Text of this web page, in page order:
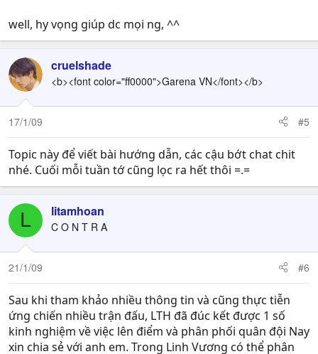
chiêu mộ thì ai cũng biết hết gòy ) bạn phải chiêu mộ
một số lượng binh cỡ 200 ~ 300 quân (chỉ dành cho nv ở
level nhỏ càng làm lên cấp cao thì phải tăng thêm số
lượng lính, tốt nhất cứ 2 level thì bổ sung thêm 100 ~
200 quân)
Hãy nhớ để ý đến quân lương của mình ( lương thực và
tiền vàng) vì nếu 1 trong 2 thứ đó hết thì lính sẽ ko có
lương sẽ đào ngũ bỏ đi....
Sĩ khí
Khi quân đội ta đi đánh trận quân địch sẽ sử dụng các kế
sách, khi bị trúng kế quân ta bị thương và làm giảm sĩ khí
quân ta và sẽ dẫn đến thất bại ....
Vì thế sĩ khí cũng cần nâng cao để đáp ứng cho các trận
đánh
bạn chỉ cần nâng cao sĩ khí tới chừng 40 ~ 50 là được vì
trận đánh cũng không kéo dài quá lấu để tổn thất hết sĩ
khí (nếu thắng)
Sĩ khí quân ta bị giảm khi quân ta ko đánh lại đc quân
địch và để quân địch còn sống mà thi hành các kế sách
well, hy vọng giúp dc mọi ng, ^^
cruelshade
<b><font color="ff0000">Garena VN</font></b>
17/1/09 #5
Topic này để viết bài hướng dẫn, các cậu bớt chat chit
nhé. Cuối mỗi tuần tớ cũng lọc ra hết thôi =.=
L litamhoan
C O N T R A
21/1/09 #6
Sau khi tham khảo nhiều thông tin và cũng thực tiễn
ứng chiến nhiều trận đấu, LTH đã đúc kết được 1 số
kinh nghiệm về việc lên điểm và phân phối quân đội Nay
xin chia sẻ với anh em. Trong Linh Vương có thể phân